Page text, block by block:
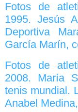
Fotos de
1995. Jesús
Deportiva
García Marín,
Fotos de
2008. María
tenis mundial.
Anabel